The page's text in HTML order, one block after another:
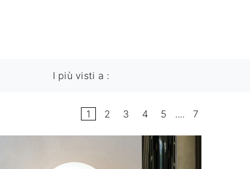
I più visti a :
1 2 3 4 5 .... 7